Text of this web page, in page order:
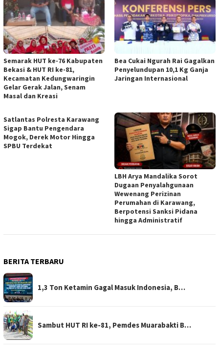
Semarak HUT ke-76 Kabupaten
Bekasi & HUT RI ke-81,
Kecamatan Kedungwaringin
Gelar Gerak Jalan, Senam
Masal dan Kreasi
Bea Cukai Ngurah Rai Gagalkan
Penyelundupan 10,1 Kg Ganja
Jaringan Internasional
Satlantas Polresta Karawang
Sigap Bantu Pengendara
Mogok, Derek Motor Hingga
SPBU Terdekat
LBH Arya Mandalika Sorot
Dugaan Penyalahgunaan
Wewenang Perizinan
Perumahan di Karawang,
Berpotensi Sanksi Pidana
hingga Administratif
BERITA TERBARU
1,3 Ton Ketamin Gagal Masuk Indonesia, B…
Sambut HUT RI ke-81, Pemdes Muarabakti B…